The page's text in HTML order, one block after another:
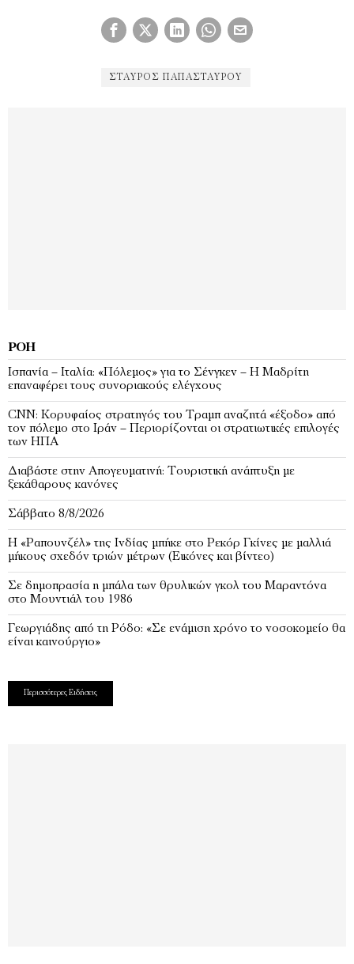
ΣΤΑΎΡΟΣ ΠΑΠΑΣΤΑΎΡΟΥ
ΡΟΉ
Ισπανία – Ιταλία: «Πόλεμος» για το Σένγκεν – Η Μαδρίτη
επαναφέρει τους συνοριακούς ελέγχους
CNN: Κορυφαίος στρατηγός του Τραμπ αναζητά «έξοδο» από
τον πόλεμο στο Ιράν – Περιορίζονται οι στρατιωτικές επιλογές
των ΗΠΑ
Διαβάστε στην Απογευματινή: Τουριστική ανάπτυξη με
ξεκάθαρους κανόνες
Σάββατο 8/8/2026
Η «Ραπουνζέλ» της Ινδίας μπήκε στο Ρεκόρ Γκίνες με μαλλιά
μήκους σχεδόν τριών μέτρων (Εικόνες και βίντεο)
Σε δημοπρασία η μπάλα των θρυλικών γκολ του Μαραντόνα
στο Μουντιάλ του 1986
Γεωργιάδης από τη Ρόδο: «Σε ενάμιση χρόνο το νοσοκομείο θα
είναι καινούργιο»
Περισσότερες Ειδήσεις